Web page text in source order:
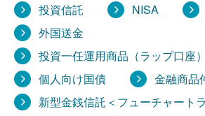
投資信託 NISA
外国送金
投資一任運用商品（ラップ口座）
個人向け国債
金融商品
新型金銭信託＜フューチャート